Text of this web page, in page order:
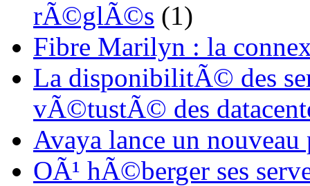
rÃ©glÃ©s (1)
Fibre Marilyn : la
La disponibilitÃ© des
vÃ©tustÃ© des
Avaya lance un nouveau
OÃ¹ hÃ©berger ses